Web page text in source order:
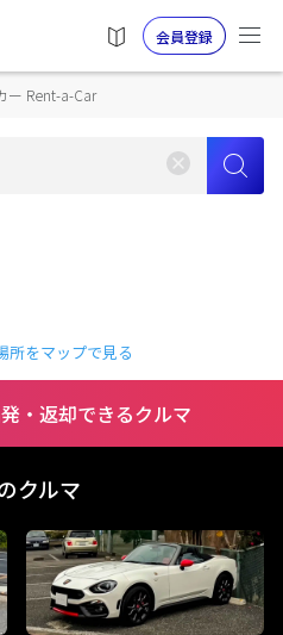
会員登録
ー Rent-a-Car
所をマップで見る
・返却できるクルマ
クルマ